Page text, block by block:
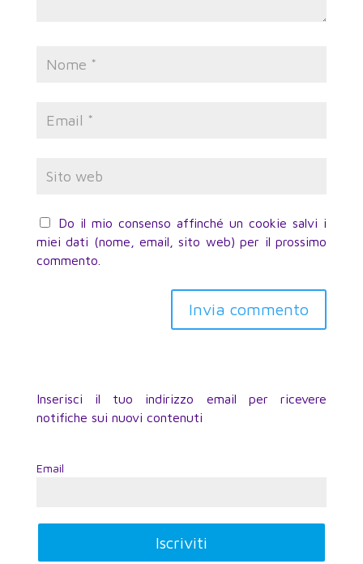
Do il mio consenso affinché un cookie salvi i
miei dati (nome, email, sito web) per il prossimo
commento.
Inserisci il tuo indirizzo email per ricevere
notifiche sui nuovi contenuti
Email